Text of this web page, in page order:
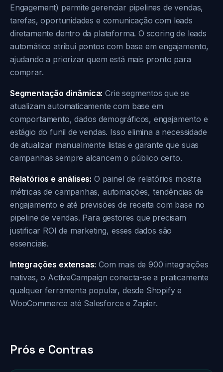
Engagement) permite gerenciar pipelines de vendas,
tarefas, oportunidades e comunicação com leads
diretamente dentro da plataforma. O scoring de leads
automático atribui pontos com base em engajamento,
ajudando a priorizar quem está mais pronto para
comprar.
Segmentação dinâmica: Crie segmentos que se
atualizam automaticamente com base em
comportamento, dados demográficos, engajamento e
estágio do funil de vendas. Isso elimina a necessidade
de atualizar manualmente listas e garante que suas
campanhas sempre alcancem o público certo.
Relatórios e análises: O painel de relatórios mostra
métricas de campanhas, automações, tendências de
engajamento e até previsões de receita com base no
pipeline de vendas. Para gestores que precisam
justificar ROI de marketing, esses dados são
essenciais.
Integrações extensas: Com mais de 900 integrações
nativas, o ActiveCampaign conecta-se a praticamente
qualquer ferramenta popular, desde Shopify e
WooCommerce até Salesforce e Zapier.
Prós e Contras